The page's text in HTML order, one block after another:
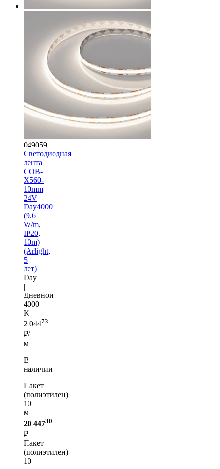
049059
Светодиодная
лента
COB-
X560-
10mm
24V
Day4000
(9.6
W/m,
IP20,
10m)
(Arlight,
5
лет)
Day
|
Дневной
4000
K
2 04473
₽/
м
В
наличии
Пакет
(полиэтилен)
10
м —
20 44730
₽
Пакет
(полиэтилен)
10